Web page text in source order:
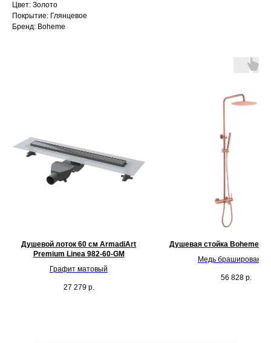
Цвет: Золото
Покрытие: Глянцевое
Бренд: Boheme
Душевой лоток 60 см ArmadiArt
Premium Linea 982-60-GM
Графит матовый
27 279 р.
Душевая стойка Boheme
Медь
56 828 р.